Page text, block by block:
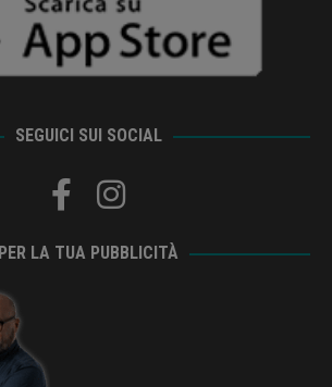
SEGUICI SUI SOCIAL
PER LA TUA PUBBLICITÀ